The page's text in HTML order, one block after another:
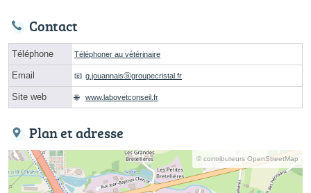
Contact
Téléphone Téléphoner au vétérinaire
Email g.jouannaisⓐgroupecristal.fr
Site web www.labovetconseil.fr
Plan et adresse
© contributeurs OpenStreetMap